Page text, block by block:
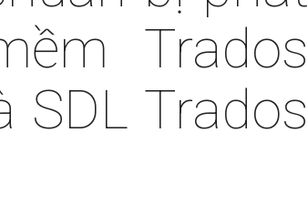
Trados
SDL Trados